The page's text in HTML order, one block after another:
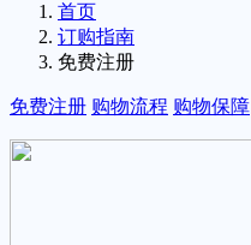
首页
订购指南
免费注册
免费注册 购物流程 购物保障